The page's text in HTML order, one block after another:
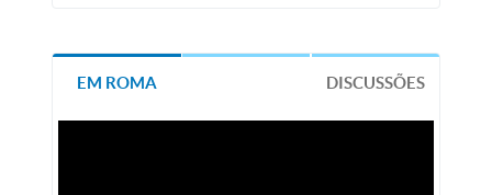
EM ROMA DISCUSSÕES